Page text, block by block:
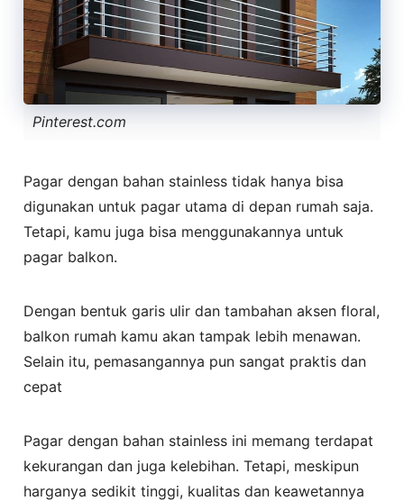
Pinterest.com
Pagar dengan bahan stainless tidak hanya bisa
digunakan untuk pagar utama di depan rumah saja.
Tetapi, kamu juga bisa menggunakannya untuk
pagar balkon.
Dengan bentuk garis ulir dan tambahan aksen floral,
balkon rumah kamu akan tampak lebih menawan.
Selain itu, pemasangannya pun sangat praktis dan
cepat
Pagar dengan bahan stainless ini memang terdapat
kekurangan dan juga kelebihan. Tetapi, meskipun
harganya sedikit tinggi, kualitas dan keawetannya